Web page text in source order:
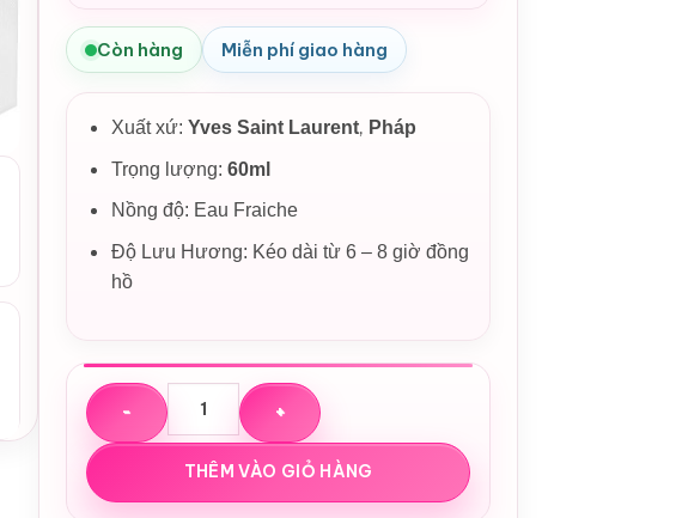
Còn hàng Miễn phí giao hàng
Xuất xứ:Yves Saint Laurent, Pháp
Trọng lượng: 60ml
Nồng độ: Eau Fraiche
Độ Lưu Hương: Kéo dài từ 6 – 8 giờ đồng
hồ
Nước hoa YSL Yves Saint Laurent Y Eau Fraiche số lượng
THÊM VÀO GIỎ HÀNG